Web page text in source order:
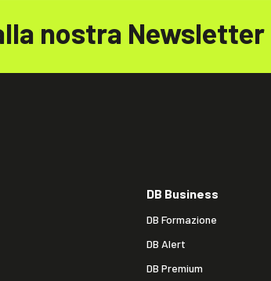
nostra Newsletter
DB Business
DB Formazione
DB Alert
DB Premium